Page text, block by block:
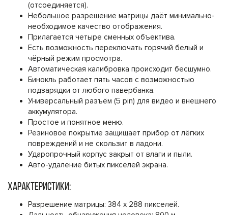
(отсоединяется).
Небольшое разрешение матрицы даёт минимально-
необходимое качество отображения.
Прилагается четыре сменных объектива.
Есть возможность переключать горячий белый и
чёрный режим просмотра.
Автоматическая калибровка происходит бесшумно.
Бинокль работает пять часов с возможностью
подзарядки от любого павербанка.
Универсальный разъём (5 pin) для видео и внешнего
аккумулятора.
Простое и понятное меню.
Резиновое покрытие защищает прибор от лёгких
повреждений и не скользит в ладони.
Ударопрочный корпус закрыт от влаги и пыли.
Авто-удаление битых пикселей экрана.
ХАРАКТЕРИСТИКИ:
Разрешение матрицы: 384 x 288 пикселей.